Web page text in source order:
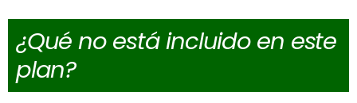
¿Qué no está incluido en este
plan?